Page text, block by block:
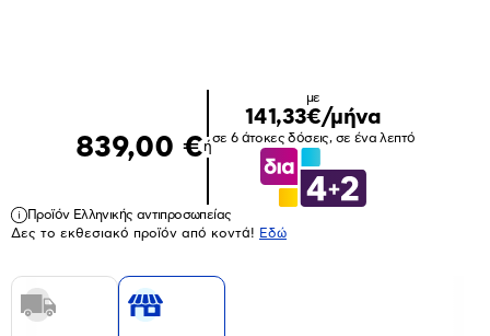
839,00 €ή
με
141,33€/μήνα
σε 6 άτοκες δόσεις, σε ένα λεπτό
Προϊόν Ελληνικής αντιπροσωπείας
Δες το εκθεσιακό προϊόν από κοντά! Eδώ